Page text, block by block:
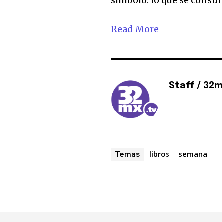
Read More
Staff /
Temas libros semana